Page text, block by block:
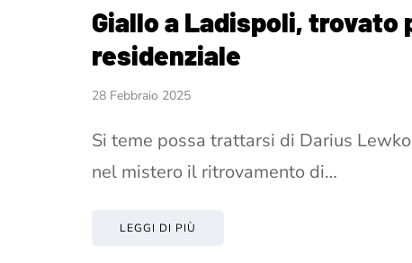
Giallo a Ladispoli,
residenziale
28 Febbraio 2025
Si teme possa trattarsi di Darius
nel mistero il ritrovamento di…
LEGGI DI PIÙ